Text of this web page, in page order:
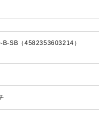
B-SB（4582353603214）